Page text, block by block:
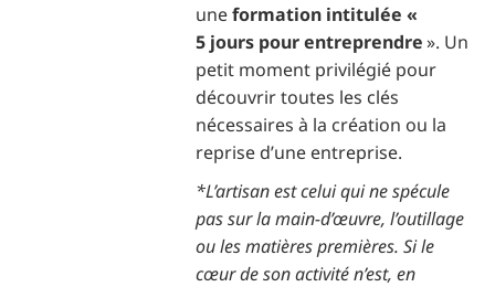
uneformation intitulée «
5 jours pour entreprendre». Un
petit moment privilégié pour
découvrir toutes les clés
nécessaires à la création ou la
reprise d’une entreprise.
*L’artisan est celui qui ne spécule
pas sur la main-d’œuvre, l’outillage
ou les matières premières. Si le
cœur de son activité n’est, en